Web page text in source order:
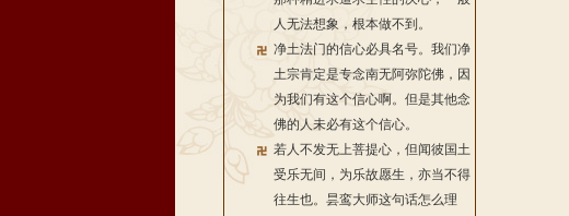
人无法想象，根本做不到。
净土法门的信心必具名号。我们净
土宗肯定是专念南无阿弥陀佛，因
为我们有这个信心啊。但是其他念
佛的人未必有这个信心。
若人不发无上菩提心，但闻彼国土
受乐无间，为乐故愿生，亦当不得
往生也。昙鸾大师这句话怎么理